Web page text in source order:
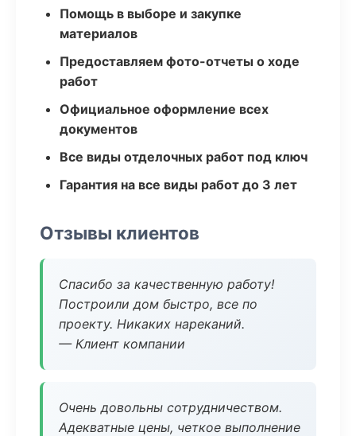
Помощь в выборе и закупке
материалов
Предоставляем фото-отчеты о ходе
работ
Официальное оформление всех
документов
Все виды отделочных работ под ключ
Гарантия на все виды работ до 3 лет
Отзывы клиентов
Спасибо за качественную работу!
Построили дом быстро, все по
проекту. Никаких нареканий.
— Клиент компании
Очень довольны сотрудничеством.
Адекватные цены, четкое выполнение